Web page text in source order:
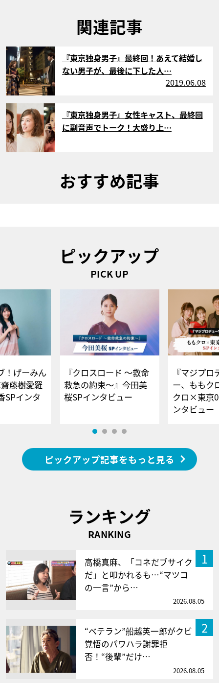
関連記事
サムネイル
『東京独身男子』最終回！あえて結婚し
ない男子が、最後に下した人…
2019.06.08
サムネイル
『東京独身男子』女性キャスト、最終回
に副音声でトーク！大盛り上…
おすすめ記事
ピックアップ
PICK UP
！げーみん
藤樹愛羅
SPインタ
『クロスロード ～救命
救急の約束～』今田美
桜SPインタビュー
『マジプロ
ー、ももク
クロ×東京
ンタビュー
ピックアップ記事をもっと見る
ランキング
RANKING
1
高橋真麻、「コネだブサイク
だ」と叩かれるも…“マツコ
の一言”から…
2026.08.05
2
“ベテラン”船越英一郎がクビ
覚悟のパワハラ謝罪拒
否！“後輩”だけ…
2026.08.05